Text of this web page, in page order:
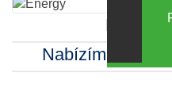
Nabízíme